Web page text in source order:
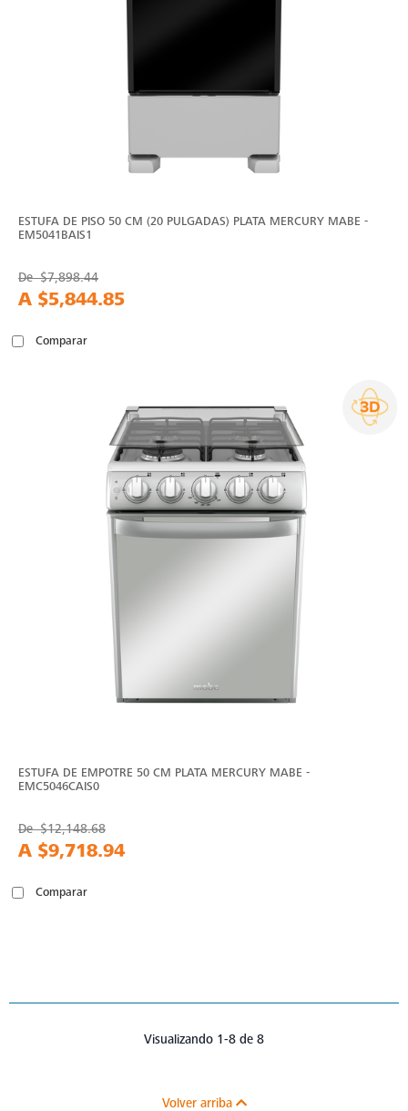
ESTUFA DE PISO 50 CM (20 PULGADAS) PLATA MERCURY MABE -
EM5041BAIS1
De$7,898.44
A $5,844.85
Comparar
ESTUFA DE EMPOTRE 50 CM PLATA MERCURY MABE -
EMC5046CAIS0
De$12,148.68
A $9,718.94
Comparar
Visualizando 1-8 de 8
Volver arriba